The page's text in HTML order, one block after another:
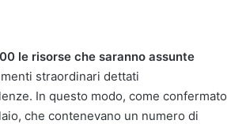
le risorse che saranno assunte
straordinari dettati
In questo modo, come confermato
che contenevano un numero di